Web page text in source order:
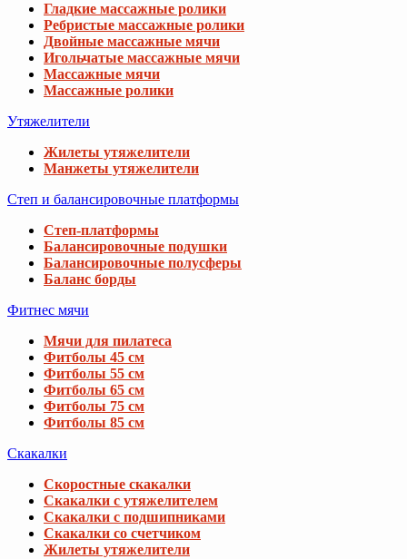
Гладкие массажные ролики
Ребристые массажные ролики
Двойные массажные мячи
Игольчатые массажные мячи
Массажные мячи
Массажные ролики
Утяжелители
Жилеты утяжелители
Манжеты утяжелители
Степ и балансировочные платформы
Степ-платформы
Балансировочные подушки
Балансировочные полусферы
Баланс борды
Фитнес мячи
Мячи для пилатеса
Фитболы 45 см
Фитболы 55 см
Фитболы 65 см
Фитболы 75 см
Фитболы 85 см
Скакалки
Скоростные скакалки
Скакалки с утяжелителем
Скакалки с подшипниками
Скакалки со счетчиком
Жилеты утяжелители